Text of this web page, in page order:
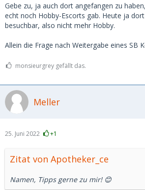
Gebe zu, ja auch dort angefangen zu
echt noch Hobby-Escorts gab. Heute ja
besuchbar, also nicht mehr Hobby.
Allein die Frage nach Weitergabe eines SB
monsieurgrey gefällt das.
Meller
25. Juni 2022 +1
Zitat von Apotheker_ce
Namen, Tipps gerne zu mir! 😊